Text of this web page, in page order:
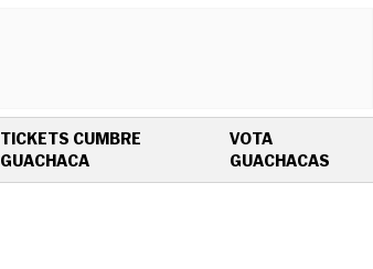
TICKETS CUMBRE
GUACHACAOPENS IN NEW WINDOW
VOTA
GUACHACAS